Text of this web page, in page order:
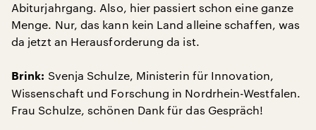
Abiturjahrgang. Also, hier passiert schon eine ganze
Menge. Nur, das kann kein Land alleine schaffen, was
da jetzt an Herausforderung da ist.
Brink: Svenja Schulze, Ministerin für Innovation,
Wissenschaft und Forschung in Nordrhein-Westfalen.
Frau Schulze, schönen Dank für das Gespräch!